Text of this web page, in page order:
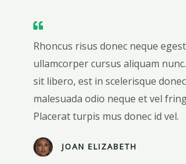
Rhoncus risus donec neque
ullamcorper cursus aliquam
sit libero, est in scelerisque
malesuada odio neque et vel
Placerat turpis mus donec id vel.
JOAN ELIZABETH